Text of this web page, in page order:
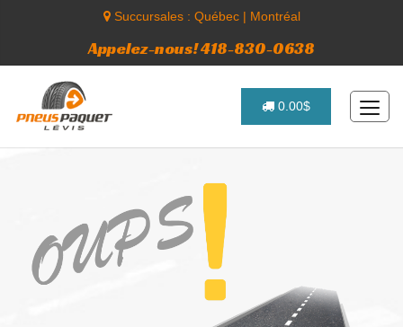
Succursales : Québec| Montréal
Appelez-nous! 418-830-0638
0.00$